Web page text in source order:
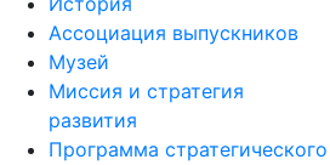
Ассоциация выпускников
Музей
Миссия и стратегия
развития
Программа стратегического